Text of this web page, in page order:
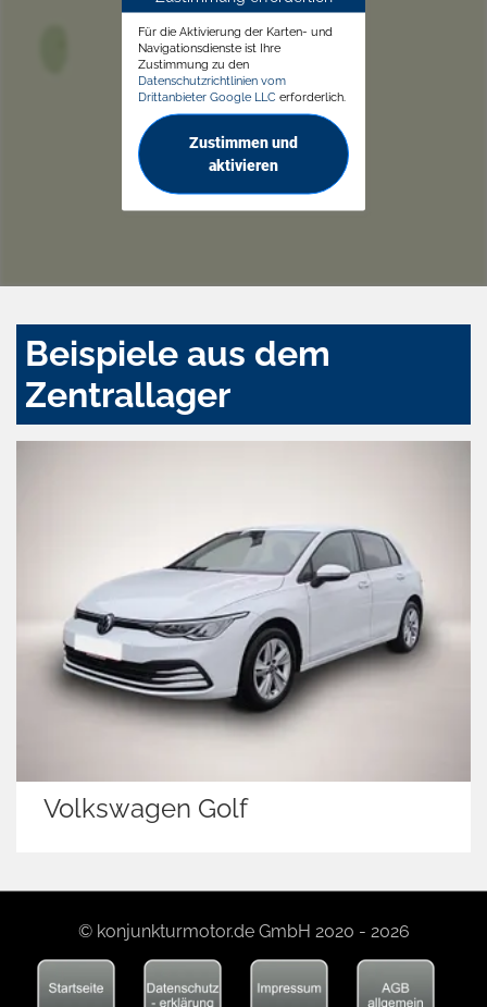
Für die Aktivierung der Karten- und
Navigationsdienste ist Ihre
Zustimmung zu den
Datenschutzrichtlinien vom
Drittanbieter Google LLC erforderlich.
Zustimmen und
aktivieren
Beispiele aus dem
Zentrallager
Volkswagen Golf
© konjunkturmotor.de GmbH 2020 - 2026